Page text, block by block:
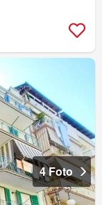
4 Foto